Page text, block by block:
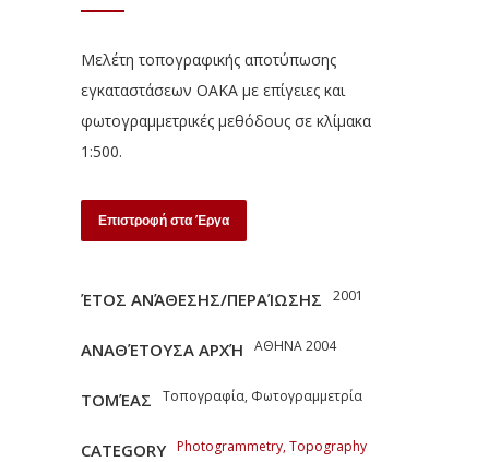
Μελέτη τοπογραφικής αποτύπωσης
εγκαταστάσεων ΟΑΚΑ με επίγειες και
φωτογραμμετρικές μεθόδους σε κλίμακα
1:500.
Επιστροφή στα Έργα
ΈΤΟΣ ΑΝΆΘΕΣΗΣ/ΠΕΡΑΊΩΣΗΣ 2001
ΑΝΑΘΈΤΟΥΣΑ ΑΡΧΉ ΑΘΗΝΑ 2004
ΤΟΜΈΑΣ Τοπογραφία, Φωτογραμμετρία
CATEGORY Photogrammetry, Topography